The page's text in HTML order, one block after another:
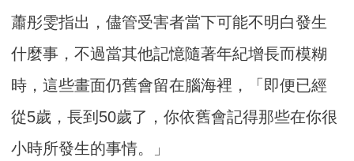
蕭彤雯指出，儘管受害者當下可能不明白發生
什麼事，不過當其他記憶隨著年紀增長而模糊
時，這些畫面仍舊會留在腦海裡，「即便已經
從5歲，長到50歲了，你依舊會記得那些在你很
小時所發生的事情。」